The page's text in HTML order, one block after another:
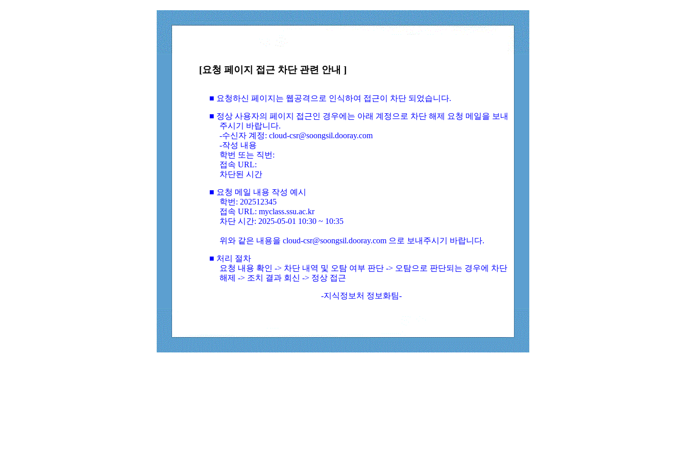
[요청 페이지 접근 차단 관련 안내 ]
■ 요청하신 페이지는 웹공격으로 인식하여 접근이 차단 되었습니다.
■ 정상 사용자의 페이지 접근인 경우에는 아래 계정으로 차단 해제 요청 메일을 보내
주시기 바랍니다.
-수신자 계정: cloud-csr@soongsil.dooray.com
-작성 내용
학번 또는 직번:
접속 URL:
차단된 시간
■ 요청 메일 내용 작성 예시
학번: 202512345
접속 URL: myclass.ssu.ac.kr
차단 시간: 2025-05-01 10:30 ~ 10:35
위와 같은 내용을 cloud-csr@soongsil.dooray.com 으로 보내주시기 바랍니다.
■ 처리 절차
요청 내용 확인 -> 차단 내역 및 오탐 여부 판단 -> 오탐으로 판단되는 경우에 차단
해제 -> 조치 결과 회신 -> 정상 접근
-지식정보처 정보화팀-